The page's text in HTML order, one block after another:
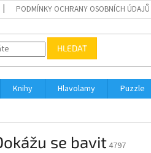
PODMÍNKY OCHRANY OSOBNÍCH ÚDAJŮ
HLEDAT
Knihy Hlavolamy Puzzle
se bavit 4797